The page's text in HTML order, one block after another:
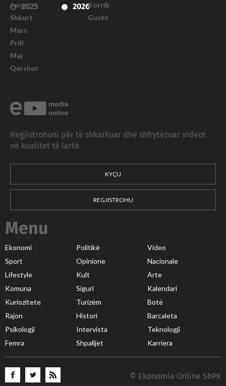
2025
2026
Janar
Shkurt
Mars
Prill
Maj
Qershor
Korrik
Gusht
Regjistrohuni për të shkarkuar dhe shfrytëzuar videot
në kualitet të lartë.
KYÇU
REGJISTROHU
Menu
Ekonomi Politikë
Video
Sport
Opinione
Nacionale
Lifestyle
Kult
Arte
Komuna
Siguri
Kalendari
Kuriozitete
Turizëm
Botë
Rajon
Histori
Barcaleta
Psikologji
Intervista
Teknologji
Femra
Shpalljet Karriera
© Ekonomia Online ShPK